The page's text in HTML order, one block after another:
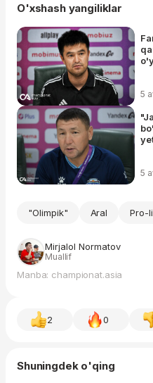
O'xshash yangiliklar
5
5
"Olimpik" Aral Pro-
Mirjalol Normatov
Muallif
Manba: championat.asia
2 0
Shuningdek o'qing